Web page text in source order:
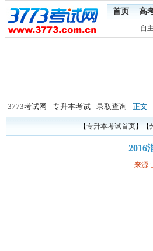
首页 高
自
3773考试网 - 专升本考试 - 录取查询 - 正文
【专升本考试首页】【
2016
来源: